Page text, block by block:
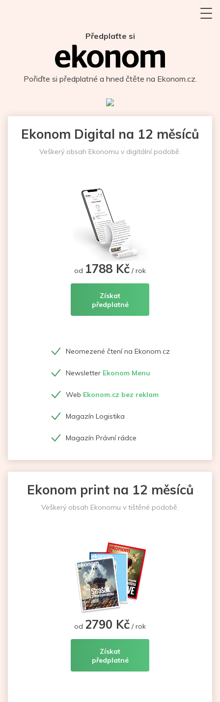
Předplaťte si
Pořiďte si předplatné a hned čtěte na Ekonom.cz.
Ekonom Digital na 12 měsíců
Veškerý obsah Ekonomu v digitální podobě.
od 1788 Kč / rok
Získat
předplatné
Neomezené čtení na Ekonom.cz
Newsletter Ekonom Menu
Web Ekonom.cz bez reklam
Magazín Logistika
Magazín Právní rádce
Ekonom print na 12 měsíců
Veškerý obsah Ekonomu v tištěné podobě.
od 2790 Kč / rok
Získat
předplatné